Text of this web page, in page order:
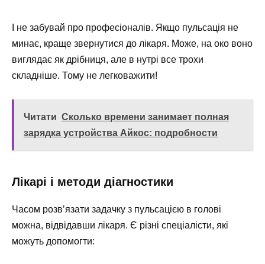
І не забувай про професіоналів. Якщо пульсація не
минає, краще звернутися до лікаря. Може, на око воно
виглядає як дрібниця, але в нутрі все трохи
складніше. Тому не легковажити!
Читати Сколько времени занимает полная
зарядка устройства Айкос: подробности
Лікарі і методи діагностики
Часом розв’язати задачку з пульсацією в голові
можна, відвідавши лікаря. Є різні спеціалісти, які
можуть допомогти: